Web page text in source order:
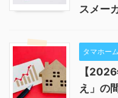
スメー
タマホーム
【
え」の